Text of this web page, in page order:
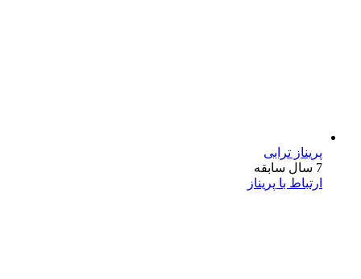
پریناز ترابی
7 سال سابقه
ارتباط با پریناز